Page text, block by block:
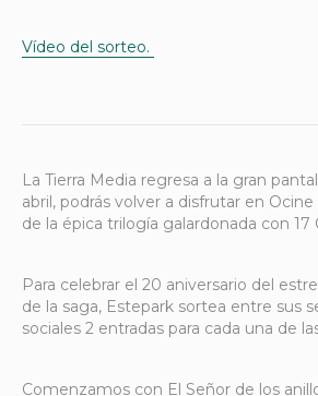
Vídeo del sorteo.
La Tierra Media regresa a la gran
abril, podrás volver a disfrutar en
de la épica trilogía galardonada con 17
Para celebrar el 20 aniversario del
de la saga, Estepark sortea entre sus
sociales 2 entradas para cada una de
Comenzamos con El Señor de los